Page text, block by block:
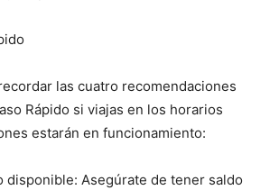
las cuatro recomendaciones
Rápido si viajas en los horarios
estarán en funcionamiento:
disponible: Asegúrate de tener saldo